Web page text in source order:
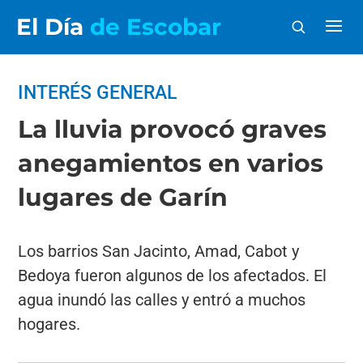
El Día de Escobar
INTERÉS GENERAL
La lluvia provocó graves
anegamientos en varios
lugares de Garín
Los barrios San Jacinto, Amad, Cabot y
Bedoya fueron algunos de los afectados. El
agua inundó las calles y entró a muchos
hogares.